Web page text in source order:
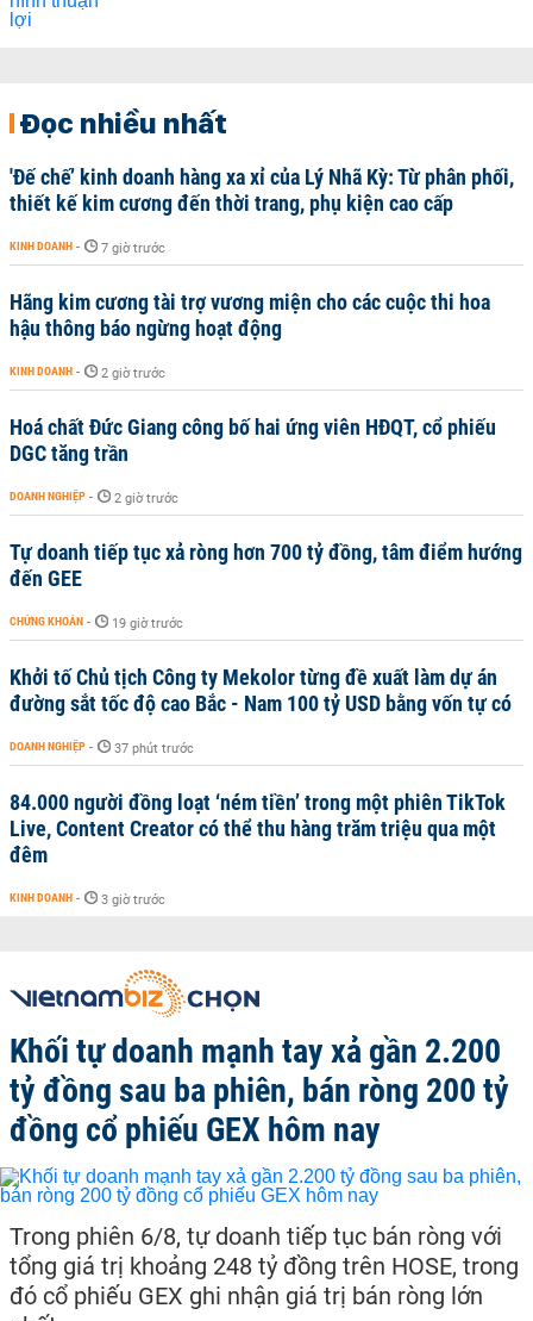
Đọc nhiều nhất
'Đế chế’ kinh doanh hàng xa xỉ của Lý Nhã Kỳ: Từ phân phối,
thiết kế kim cương đến thời trang, phụ kiện cao cấp
KINH DOANH - 7 giờ trước
Hãng kim cương tài trợ vương miện cho các cuộc thi hoa
hậu thông báo ngừng hoạt động
KINH DOANH - 2 giờ trước
Hoá chất Đức Giang công bố hai ứng viên HĐQT, cổ phiếu
DGC tăng trần
DOANH NGHIỆP - 2 giờ trước
Tự doanh tiếp tục xả ròng hơn 700 tỷ đồng, tâm điểm hướng
đến GEE
CHỨNG KHOÁN - 19 giờ trước
Khởi tố Chủ tịch Công ty Mekolor từng đề xuất làm dự án
đường sắt tốc độ cao Bắc - Nam 100 tỷ USD bằng vốn tự có
DOANH NGHIỆP - 37 phút trước
84.000 người đồng loạt ‘ném tiền’ trong một phiên TikTok
Live, Content Creator có thể thu hàng trăm triệu qua một
đêm
KINH DOANH - 3 giờ trước
Khối tự doanh mạnh tay xả gần 2.200
tỷ đồng sau ba phiên, bán ròng 200 tỷ
đồng cổ phiếu GEX hôm nay
Trong phiên 6/8, tự doanh tiếp tục bán ròng với
tổng giá trị khoảng 248 tỷ đồng trên HOSE, trong
đó cổ phiếu GEX ghi nhận giá trị bán ròng lớn